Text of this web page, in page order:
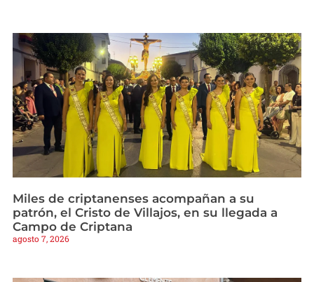
Miles de criptanenses acompañan a su
patrón, el Cristo de Villajos, en su llegada a
Campo de Criptana
agosto 7, 2026